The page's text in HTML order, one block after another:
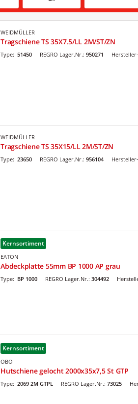
WEIDMÜLLER
Tragschiene TS 35X7.5/LL 2M/ST/ZN
REGRO Lager.Nr.: 950271
Type: 51450
WEIDMÜLLER
Tragschiene TS 35X15/LL 2M/ST/ZN
REGRO Lager.Nr.: 956104
Type: 23650
Kernsortiment
EATON
Abdeckplatte 55mm BP 1000 AP grau
REGRO Lager.Nr.: 304492
Type: BP 1000
Kernsortiment
OBO
Hutschiene gelocht 2000x35x7,5 St GTP
REGRO Lager.Nr.: 73025
Type: 2069 2M GTPL